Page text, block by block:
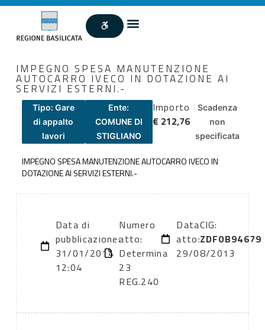
IMPEGNO SPESA MANUTENZIONE
AUTOCARRO IVECO IN DOTAZIONE AI
SERVIZI ESTERNI.-
Tipo: Gare
di appalto
lavori
Ente:
COMUNE DI
STIGLIANO
Importo
€ 212,76
Scadenza
non
specificata
IMPEGNO SPESA MANUTENZIONE AUTOCARRO IVECO IN
DOTAZIONE AI SERVIZI ESTERNI.-
Data di
pubblicazione:
31/01/2014
12:04
Numero
atto:
Determina
23
REG.240
Data
atto:
29/08/2013
CIG:
ZDF0B94679